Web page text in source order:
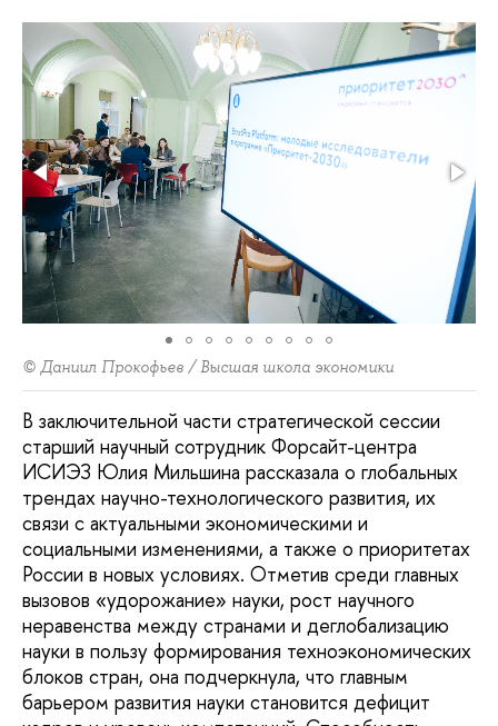
© Даниил Прокофьев / Высшая школа экономики
В заключительной части стратегической сессии
старший научный сотрудник Форсайт-центра
ИСИЭЗ Юлия Мильшина рассказала о глобальных
трендах научно-технологического развития, их
связи с актуальными экономическими и
социальными изменениями, а также о приоритетах
России в новых условиях. Отметив среди главных
вызовов «удорожание» науки, рост научного
неравенства между странами и деглобализацию
науки в пользу формирования техноэкономических
блоков стран, она подчеркнула, что главным
барьером развития науки становится дефицит